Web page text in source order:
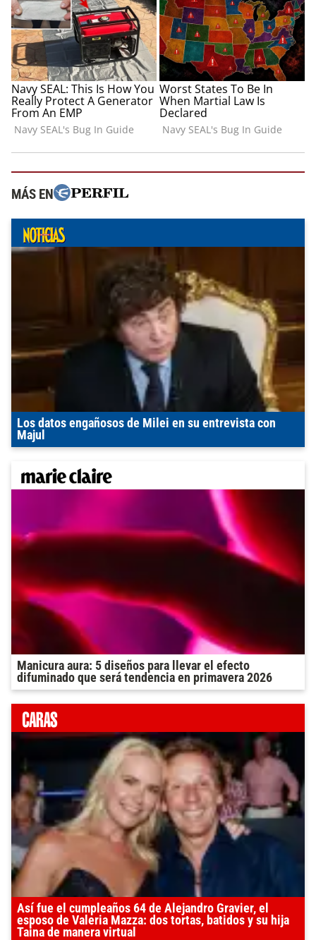
MÁS EN
Los datos engañosos de Milei en su entrevista con
Majul
Manicura aura: 5 diseños para llevar el efecto
difuminado que será tendencia en primavera 2026
Así fue el cumpleaños 64 de Alejandro Gravier, el
esposo de Valeria Mazza: dos tortas, batidos y su hija
Taina de manera virtual